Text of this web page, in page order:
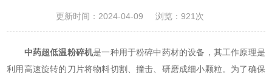
更新时间：2024-04-09 浏览：921次
中药超低温粉碎机是一种用于粉碎中药材的设备，其工作原理是
利用高速旋转的刀片将物料切割、撞击、研磨成细小颗粒。为了确保